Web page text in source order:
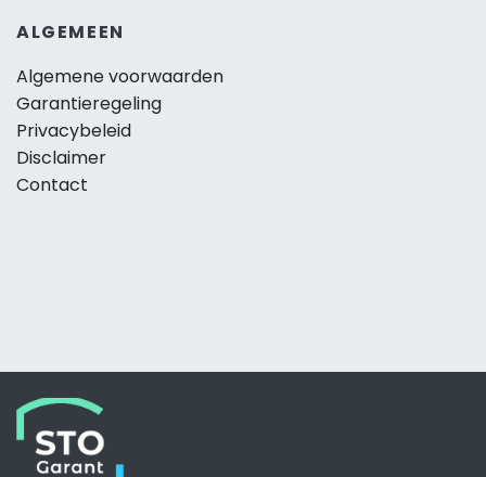
ALGEMEEN
Algemene voorwaarden
Garantieregeling
Privacybeleid
Disclaimer
Contact